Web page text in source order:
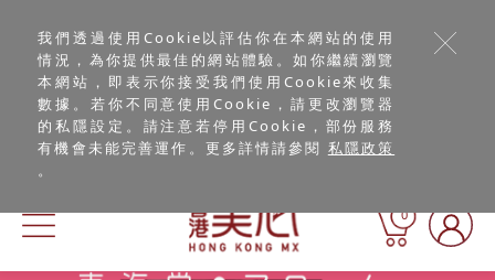
我們透過使用Cookie以評估你在本網站的使用
情況，為你提供最佳的網站體驗。如你繼續瀏覽
本網站，即表示你接受我們使用Cookie來收集
數據。若你不同意使用Cookie，請更改瀏覽器
的私隱設定。請注意若停用Cookie，部份服務
有機會未能完善運作。更多詳情請參閱 私隱政策
。
0